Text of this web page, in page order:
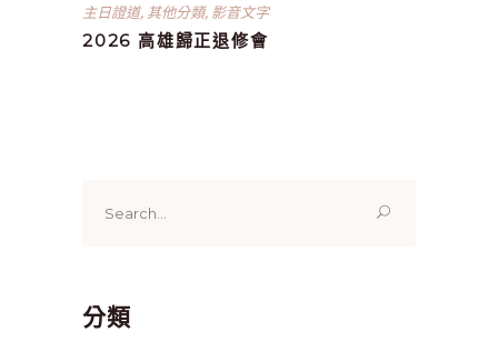
主日證道, 其他分類, 影音文字
2026 高雄歸正退修會
for:
分類